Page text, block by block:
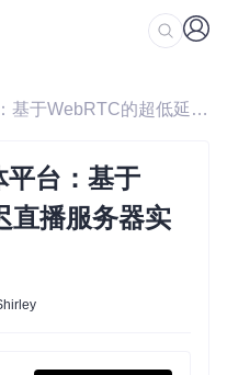
/ 从零搭建实时流媒体平台：基于WebRTC的超低延迟直播服务器实战指南
平台：基于
直播服务器实